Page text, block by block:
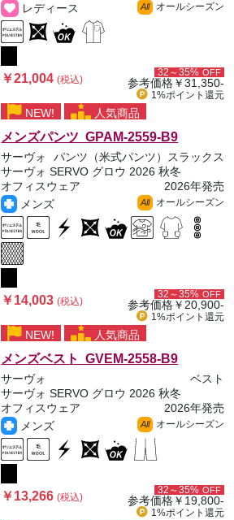
レディース
All オールシーズン
￥21,004(税込)
32～35% OFF
参考価格￥31,350-
1%ポイント 還元
NEW! 人気商品
メンズパンツ GPAM-2559-B9
サーヴォ
パンツ（米式パンツ）スラックス
サーヴォ SERVO グロウ 2026 秋冬
オフィスウェア
2026年発売
メンズ
All オールシーズン
￥14,003(税込)
32～35% OFF
参考価格￥20,900-
1%ポイント 還元
NEW! 人気商品
メンズベスト GVEM-2558-B9
サーヴォ
ベスト
サーヴォ SERVO グロウ 2026 秋冬
オフィスウェア
2026年発売
メンズ
All オールシーズン
￥13,266(税込)
32～35% OFF
参考価格￥19,800-
1%ポイント 還元